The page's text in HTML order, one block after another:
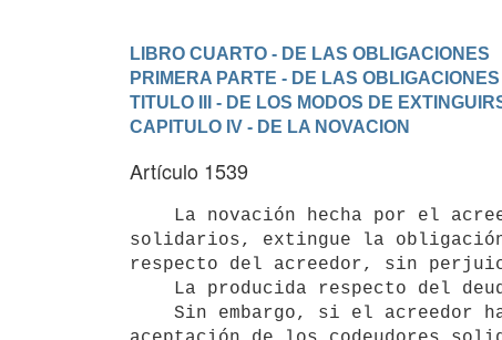
LIBRO CUARTO - DE LAS OBLIGACIONES
PRIMERA PARTE - DE LAS
TITULO III - DE LOS MODOS DE
CAPITULO IV - DE LA NOVACION
Artículo 1539
solidarios, extingue la obligación
respecto del acreedor, sin